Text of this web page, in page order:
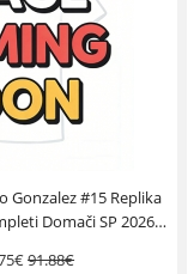
Gonzalez #15 Replika
Domači SP 2026
91.88€